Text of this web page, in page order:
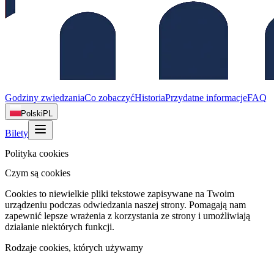
Godziny zwiedzaniaCo zobaczyćHistoriaPrzydatne informacjeFAQ
Polski PL
Bilety
Polityka cookies
Czym są cookies
Cookies to niewielkie pliki tekstowe zapisywane na Twoim
urządzeniu podczas odwiedzania naszej strony. Pomagają nam
zapewnić lepsze wrażenia z korzystania ze strony i umożliwiają
działanie niektórych funkcji.
Rodzaje cookies, których używamy